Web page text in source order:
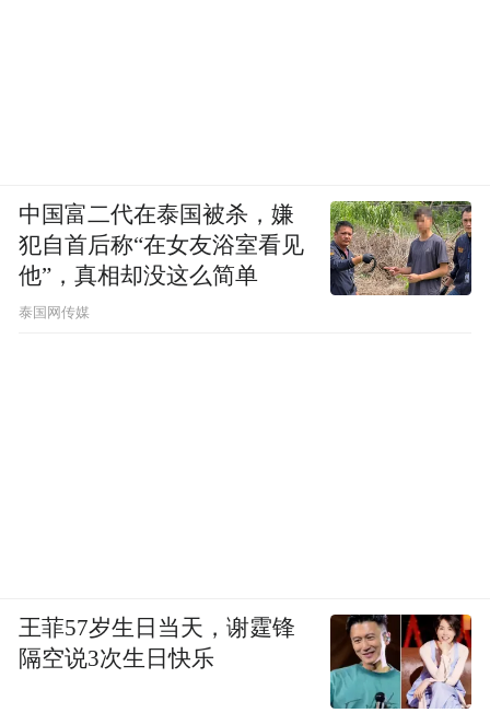
中国富二代在泰国被杀，嫌
犯自首后称“在女友浴室看见
他”，真相却没这么简单
泰国网传媒
王菲57岁生日当天，谢霆锋
隔空说3次生日快乐